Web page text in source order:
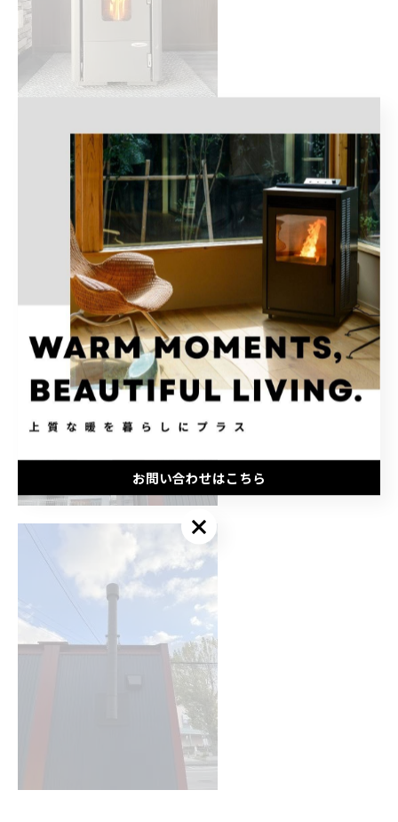
火が安定してきて二次燃焼を行いながらゆらゆらと燃えてい
お問い合わせはこちら
お問い合わせはこちら